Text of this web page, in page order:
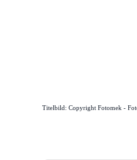
Titelbild: Copyright Fotomek -